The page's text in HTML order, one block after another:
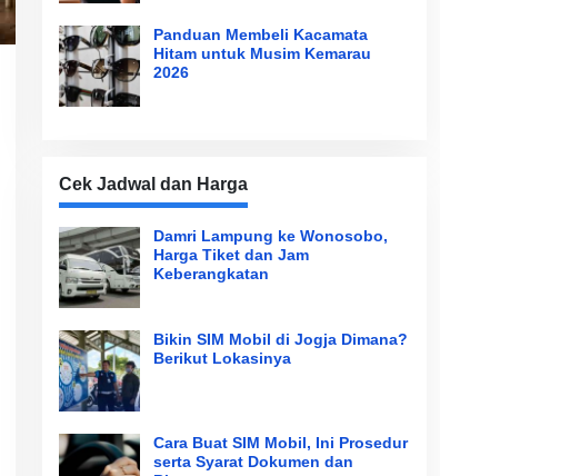
Panduan Membeli Kacamata
Hitam untuk Musim Kemarau
2026
Cek Jadwal dan Harga
Damri Lampung ke Wonosobo,
Harga Tiket dan Jam
Keberangkatan
Bikin SIM Mobil di Jogja Dimana?
Berikut Lokasinya
Cara Buat SIM Mobil, Ini Prosedur
serta Syarat Dokumen dan